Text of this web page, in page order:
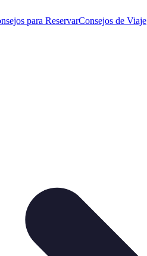
para ReservarConsejos de Viaje